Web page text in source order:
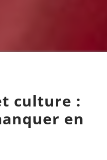
culture :
en